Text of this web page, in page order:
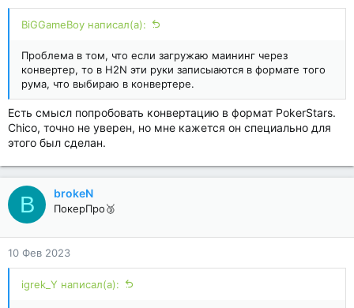
BiGGameBoy написал(а):
Проблема в том, что если загружаю маининг через
конвертер, то в H2N эти руки записыаются в формате того
рума, что выбираю в конвертере.
Есть смысл попробовать конвертацию в формат PokerStars.
Chico, точно не уверен, но мне кажется он специально для
этого был сделан.
B brokeN
ПокерПро🥉
10 Фев 2023
igrek_Y написал(а):